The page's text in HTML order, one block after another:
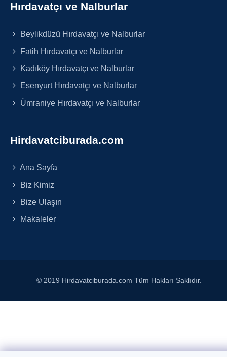
Hırdavatçı ve Nalburlar
Beylikdüzü Hırdavatçı ve Nalburlar
Fatih Hırdavatçı ve Nalburlar
Kadıköy Hırdavatçı ve Nalburlar
Esenyurt Hırdavatçı ve Nalburlar
Ümraniye Hırdavatçı ve Nalburlar
Hirdavatciburada.com
Ana Sayfa
Biz Kimiz
Bize Ulaşın
Makaleler
© 2019 Hirdavatciburada.com Tüm Hakları Saklıdır.